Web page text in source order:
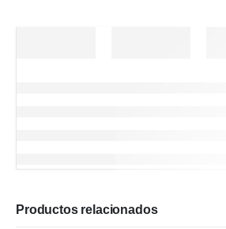
Productos relacionados